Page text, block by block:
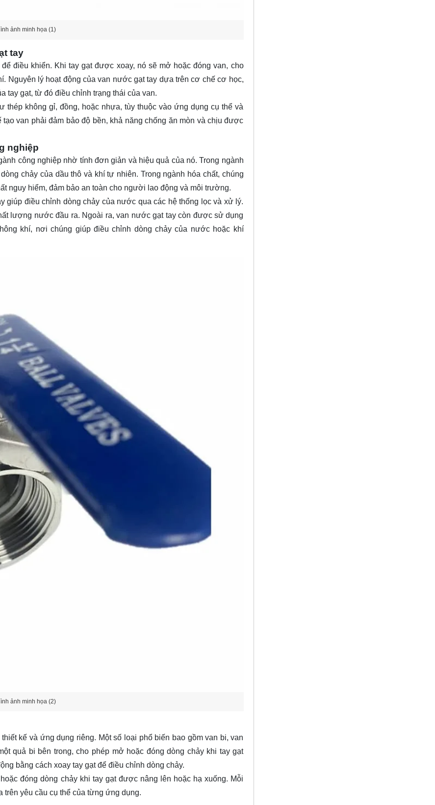
ảnh minh họa (1)
tay
điều khiển. Khi tay gạt được xoay, nó sẽ mở hoặc đóng van, cho
Nguyên lý hoạt động của van nước gạt tay dựa trên cơ chế cơ học,
tay gạt, từ đó điều chỉnh trạng thái của van.
không gỉ, đồng, hoặc nhựa, tùy thuộc vào ứng dụng cụ thể và
van phải đảm bảo độ bền, khả năng chống ăn mòn và chịu được
nghiệp
công nghiệp nhờ tính đơn giản và hiệu quả của nó. Trong ngành
chảy của dầu thô và khí tự nhiên. Trong ngành hóa chất, chúng
nguy hiểm, đảm bảo an toàn cho người lao động và môi trường.
điều chỉnh dòng chảy của nước qua các hệ thống lọc và xử lý.
lượng nước đầu ra. Ngoài ra, van nước gạt tay còn được sử dụng
khí, nơi chúng giúp điều chỉnh dòng chảy của nước hoặc khí
ảnh minh họa (2)
kế và ứng dụng riêng. Một số loại phổ biến bao gồm van bi, van
quả bi bên trong, cho phép mở hoặc đóng dòng chảy khi tay gạt
bằng cách xoay tay gạt để điều chỉnh dòng chảy.
đóng dòng chảy khi tay gạt được nâng lên hoặc hạ xuống. Mỗi
yêu cầu cụ thể của từng ứng dụng.